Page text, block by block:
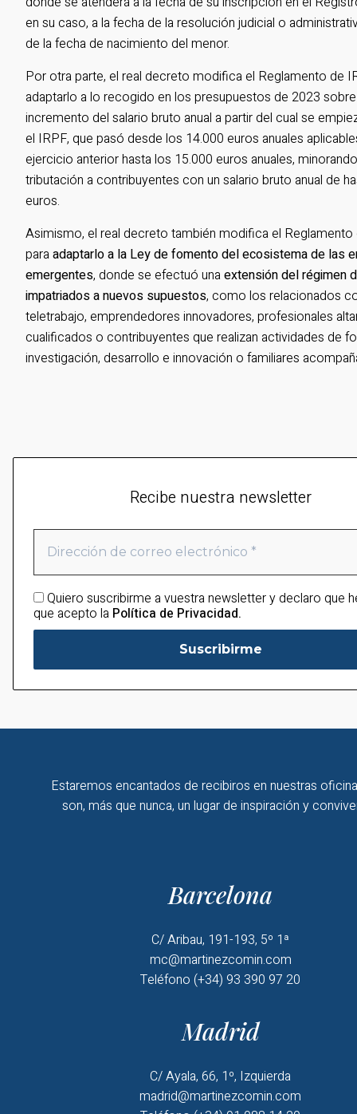
en su caso, a la fecha de la resolución judicial o
de la fecha de nacimiento del menor.
Por otra parte, el real decreto modifica el Reglamento de
adaptarlo a lo recogido en los presupuestos de 2023
incremento del salario bruto anual a partir del cual se
el IRPF, que pasó desde los 14.000 euros anuales
ejercicio anterior hasta los 15.000 euros anuales,
tributación a contribuyentes con un salario bruto anual de
euros.
Asimismo, el real decreto también modifica el Reglamento
paraadaptarlo a la Ley de fomento del ecosistema de las
emergentes, donde se efectuó unaextensión del régimen
impatriados a nuevos supuestos, como los relacionados
teletrabajo, emprendedores innovadores, profesionales
cualificados o contribuyentes que realizan actividades de
investigación, desarrollo e innovación o familiares
Recibe nuestra newsletter
Quiero suscribirme a vuestra newsletter y declaro que
que acepto la Política de Privacidad.
Estaremos encantados de recibiros en nuestras
son, más que nunca, un lugar de inspiración y
Barcelona
C/ Aribau, 191-193, 5º 1ª
mc@martinezcomin.com
Teléfono (+34) 93 390 97 20
Madrid
C/ Ayala, 66, 1º, Izquierda
madrid@martinezcomin.com